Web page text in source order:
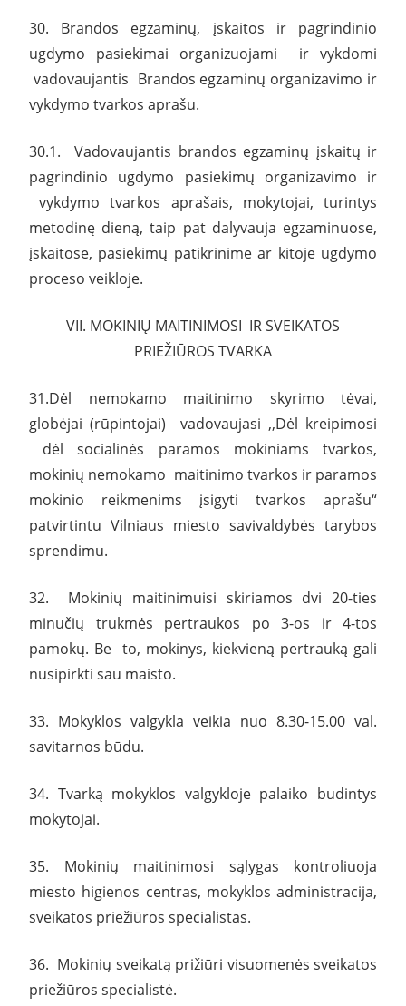
30. Brandos egzaminų, įskaitos ir pagrindinio
ugdymo pasiekimai organizuojami ir vykdomi
vadovaujantis Brandos egzaminų organizavimo ir
vykdymo tvarkos aprašu.
30.1. Vadovaujantis brandos egzaminų įskaitų ir
pagrindinio ugdymo pasiekimų organizavimo ir
vykdymo tvarkos aprašais, mokytojai, turintys
metodinę dieną, taip pat dalyvauja egzaminuose,
įskaitose, pasiekimų patikrinime ar kitoje ugdymo
proceso veikloje.
VII. MOKINIŲ MAITINIMOSI IR SVEIKATOS
PRIEŽIŪROS TVARKA
31.Dėl nemokamo maitinimo skyrimo tėvai,
globėjai (rūpintojai) vadovaujasi ,,Dėl kreipimosi
dėl socialinės paramos mokiniams tvarkos,
mokinių nemokamo maitinimo tvarkos ir paramos
mokinio reikmenims įsigyti tvarkos aprašu“
patvirtintu Vilniaus miesto savivaldybės tarybos
sprendimu.
32. Mokinių maitinimuisi skiriamos dvi 20-ties
minučių trukmės pertraukos po 3-os ir 4-tos
pamokų. Be to, mokinys, kiekvieną pertrauką gali
nusipirkti sau maisto.
33. Mokyklos valgykla veikia nuo 8.30-15.00 val.
savitarnos būdu.
34. Tvarką mokyklos valgykloje palaiko budintys
mokytojai.
35. Mokinių maitinimosi sąlygas kontroliuoja
miesto higienos centras, mokyklos administracija,
sveikatos priežiūros specialistas.
36. Mokinių sveikatą prižiūri visuomenės sveikatos
priežiūros specialistė.